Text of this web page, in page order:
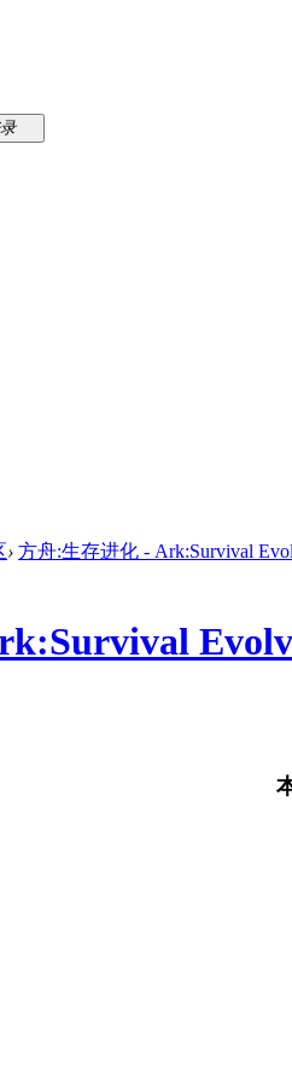
› 方舟:生存进化 - Ark:Survival